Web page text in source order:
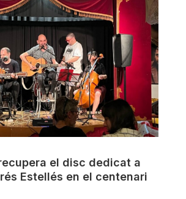
el disc dedicat a
Estellés en el centenari